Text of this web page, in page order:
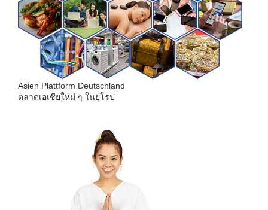
Asien Plattform Deutschland
ตลาดเอเชียใหม่ ๆ ในยุโรป